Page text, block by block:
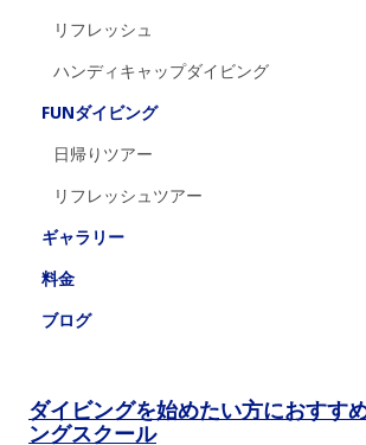
リフレッシュ
ハンディキャップダイビング
FUNダイビング
日帰りツアー
リフレッシュツアー
ギャラリー
料金
ブログ
ダイビングを始めたい方におすす
ングスクール